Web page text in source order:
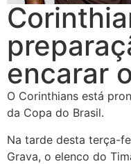
encarar
O Corinthians está
da Copa do Brasil.
Na tarde desta terça-
Grava, o elenco do